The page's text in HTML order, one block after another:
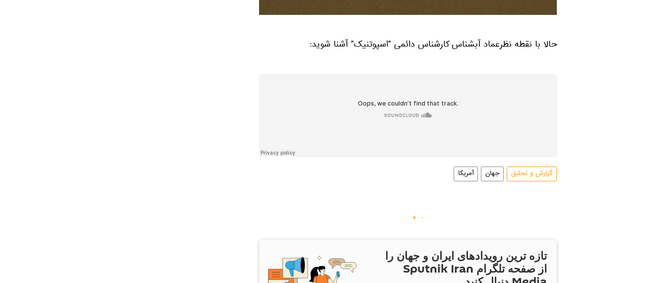
حالا با نقطه نظرعماد آبشناسکارشناس دائمی "اسپوتنیک" آشنا شوید:
گزارش و تحلیل جهان آمریکا
تازه ترین رویدادهای ایران و جهان را
از صفحه تلگرام Sputnik Iran